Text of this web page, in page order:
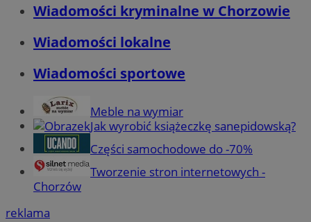
Wiadomości kryminalne w Chorzowie
Wiadomości lokalne
Wiadomości sportowe
Meble na wymiar
Jak wyrobić książeczkę sanepidowską?
Części samochodowe do -70%
Tworzenie stron internetowych -
Chorzów
reklama